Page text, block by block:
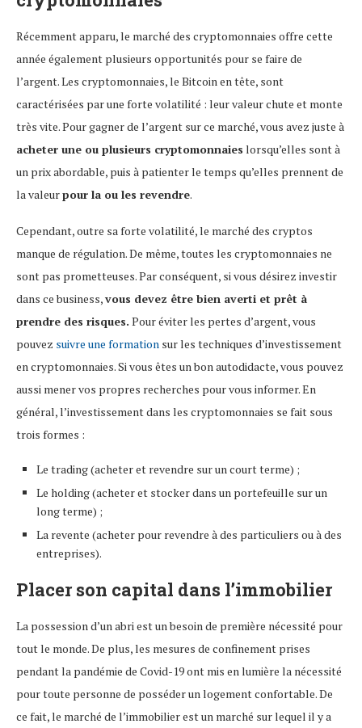
Récemment apparu, le marché des cryptomonnaies offre cette
année également plusieurs opportunités pour se faire de
l’argent. Les cryptomonnaies, le Bitcoin en tête, sont
caractérisées par une forte volatilité : leur valeur chute et monte
très vite. Pour gagner de l’argent sur ce marché, vous avez juste à
acheter une ou plusieurs cryptomonnaies lorsqu’elles sont à
un prix abordable, puis à patienter le temps qu’elles prennent de
la valeurpour la ou les revendre.
Cependant, outre sa forte volatilité, le marché des cryptos
manque de régulation. De même, toutes les cryptomonnaies ne
sont pas prometteuses. Par conséquent, si vous désirez investir
dans ce business,vous devez être bien averti et prêt à
prendre des risques. Pour éviter les pertes d’argent, vous
pouvez suivre une formation sur les techniques d’investissement
en cryptomonnaies. Si vous êtes un bon autodidacte, vous pouvez
aussi mener vos propres recherches pour vous informer. En
général, l’investissement dans les cryptomonnaies se fait sous
trois formes :
Le trading (acheter et revendre sur un court terme) ;
Le holding (acheter et stocker dans un portefeuille sur un
long terme) ;
La revente (acheter pour revendre à des particuliers ou à des
entreprises).
Placer son capital dans l’immobilier
La possession d’un abri est un besoin de première nécessité pour
tout le monde. De plus, les mesures de confinement prises
pendant la pandémie de Covid-19 ont mis en lumière la nécessité
pour toute personne de posséder un logement confortable. De
ce fait, le marché de l’immobilier est un marché sur lequel il y a